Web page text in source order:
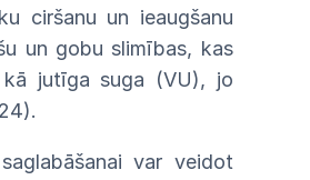
ciršanu un ieaugšanu
un gobu slimības, kas
jutīga suga (VU), jo
var veidot